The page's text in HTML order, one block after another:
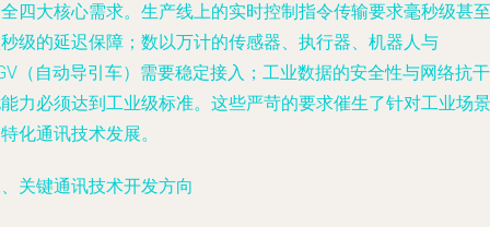
四大核心需求。生产线上的实时控制指令传输要求毫秒级甚至
级的延迟保障；数以万计的传感器、执行器、机器人与
（自动导引车）需要稳定接入；工业数据的安全性与网络抗干
力必须达到工业级标准。这些严苛的要求催生了针对工业场景
化通讯技术发展。
关键通讯技术开发方向